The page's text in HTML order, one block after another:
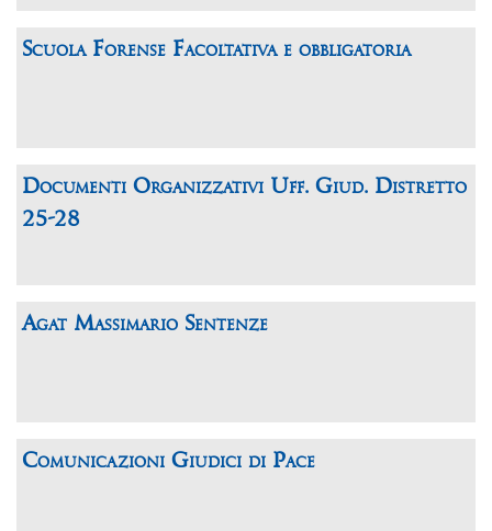
Scuola Forense Facoltativa e obbligatoria
Documenti Organizzativi Uff. Giud. Distretto
25-28
Agat Massimario Sentenze
Comunicazioni Giudici di Pace